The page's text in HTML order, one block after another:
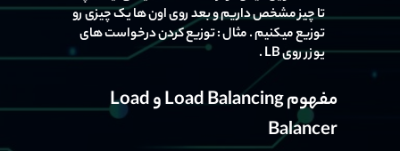
تا چیز مشخص داریم و بعد روی اون ها یک چیزی رو
توزیع میکنیم . مثال : توزیع کردن درخواست های
یوزر روی LB .
مفهوم Load Balancing و Load
Balancer